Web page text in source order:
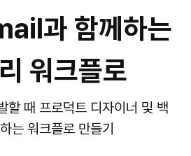
과 함께하는
워크플로
할 때 프로덕트 디자이너 및 백
는 워크플로 만들기